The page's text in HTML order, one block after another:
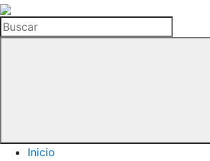
La
Hemeroteca
del
Buscar
Inicio